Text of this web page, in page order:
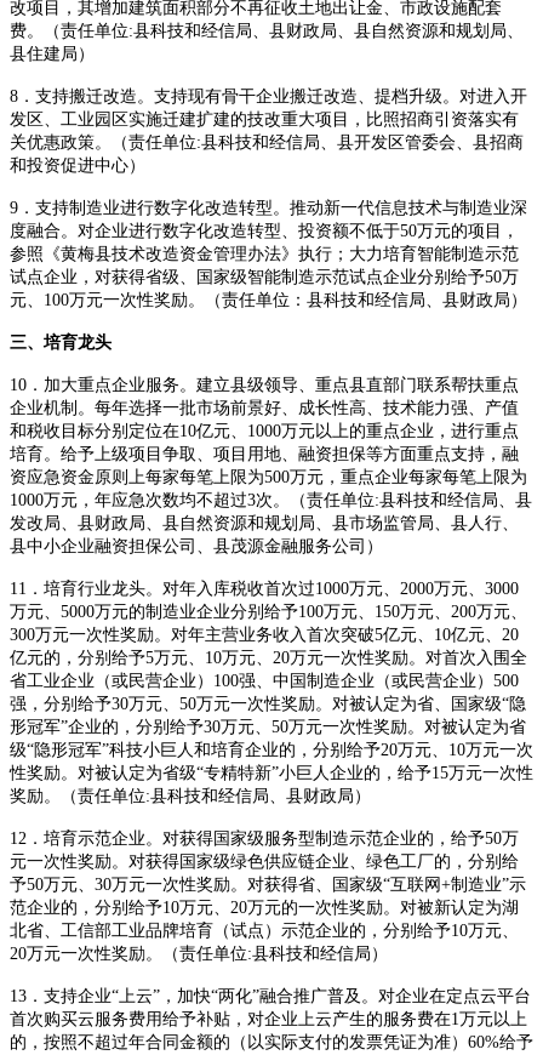
改项目，其增加建筑面积部分不再征收土地出让金、市政设施配套
费。（责任单位:县科技和经信局、县财政局、县自然资源和规划局、
县住建局）
8．支持搬迁改造。支持现有骨干企业搬迁改造、提档升级。对进入开
发区、工业园区实施迁建扩建的技改重大项目，比照招商引资落实有
关优惠政策。（责任单位:县科技和经信局、县开发区管委会、县招商
和投资促进中心）
9．支持制造业进行数字化改造转型。推动新一代信息技术与制造业深
度融合。对企业进行数字化改造转型、投资额不低于50万元的项目，
参照《黄梅县技术改造资金管理办法》执行；大力培育智能制造示范
试点企业，对获得省级、国家级智能制造示范试点企业分别给予50万
元、100万元一次性奖励。（责任单位：县科技和经信局、县财政局）
三、培育龙头
10．加大重点企业服务。建立县级领导、重点县直部门联系帮扶重点
企业机制。每年选择一批市场前景好、成长性高、技术能力强、产值
和税收目标分别定位在10亿元、1000万元以上的重点企业，进行重点
培育。给予上级项目争取、项目用地、融资担保等方面重点支持，融
资应急资金原则上每家每笔上限为500万元，重点企业每家每笔上限为
1000万元，年应急次数均不超过3次。（责任单位:县科技和经信局、县
发改局、县财政局、县自然资源和规划局、县市场监管局、县人行、
县中小企业融资担保公司、县茂源金融服务公司）
11．培育行业龙头。对年入库税收首次过1000万元、2000万元、3000
万元、5000万元的制造业企业分别给予100万元、150万元、200万元、
300万元一次性奖励。对年主营业务收入首次突破5亿元、10亿元、20
亿元的，分别给予5万元、10万元、20万元一次性奖励。对首次入围全
省工业企业（或民营企业）100强、中国制造企业（或民营企业）500
强，分别给予30万元、50万元一次性奖励。对被认定为省、国家级“隐
形冠军”企业的，分别给予30万元、50万元一次性奖励。对被认定为省
级“隐形冠军”科技小巨人和培育企业的，分别给予20万元、10万元一次
性奖励。对被认定为省级“专精特新”小巨人企业的，给予15万元一次性
奖励。（责任单位:县科技和经信局、县财政局）
12．培育示范企业。对获得国家级服务型制造示范企业的，给予50万
元一次性奖励。对获得国家级绿色供应链企业、绿色工厂的，分别给
予50万元、30万元一次性奖励。对获得省、国家级“互联网+制造业”示
范企业的，分别给予10万元、20万元的一次性奖励。对被新认定为湖
北省、工信部工业品牌培育（试点）示范企业的，分别给予10万元、
20万元一次性奖励。（责任单位:县科技和经信局）
13．支持企业“上云”，加快“两化”融合推广普及。对企业在定点云平台
首次购买云服务费用给予补贴，对企业上云产生的服务费在1万元以上
的，按照不超过年合同金额的（以实际支付的发票凭证为准）60%给予